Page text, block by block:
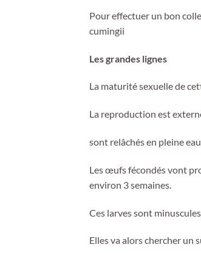
Pour effectuer un bon
cumingii
Les grandes lignes
La maturité sexuelle de
La reproduction est
sont relâchés en pleine
Les œufs fécondés vont
environ 3 semaines.
Ces larves sont
Elles va alors chercher un